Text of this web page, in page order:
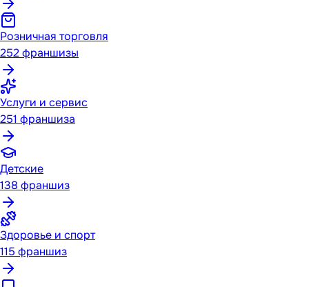
Розничная торговля
252франшизы
Услуги и сервис
251 франшиза
Детские
138 франшиз
Здоровье и спорт
115 франшиз